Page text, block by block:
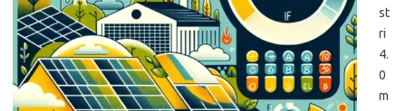
st
ri
4.
0
m